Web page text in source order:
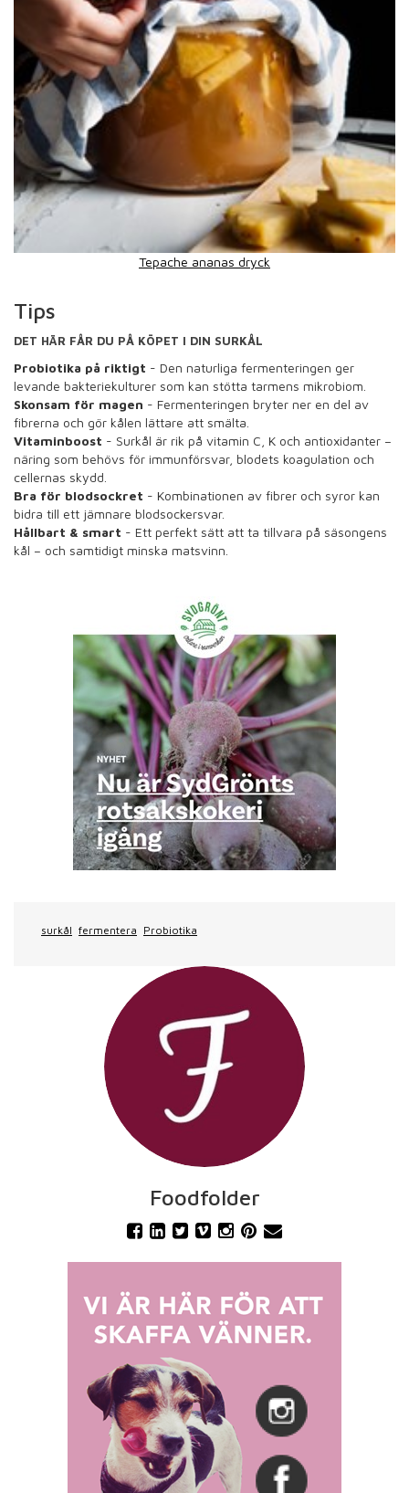
Tepache ananas dryck
Tips
DET HÄR FÅR DU PÅ KÖPET I DIN SURKÅL
Probiotika på riktigt - Den naturliga fermenteringen ger
levande bakteriekulturer som kan stötta tarmens mikrobiom.
Skonsam för magen - Fermenteringen bryter ner en del av
fibrerna och gör kålen lättare att smälta.
Vitaminboost - Surkål är rik på vitamin C, K och antioxidanter –
näring som behövs för immunförsvar, blodets koagulation och
cellernas skydd.
Bra för blodsockret - Kombinationen av fibrer och syror kan
bidra till ett jämnare blodsockersvar.
Hållbart & smart - Ett perfekt sätt att ta tillvara på säsongens
kål – och samtidigt minska matsvinn.
surkål fermentera Probiotika
Foodfolder